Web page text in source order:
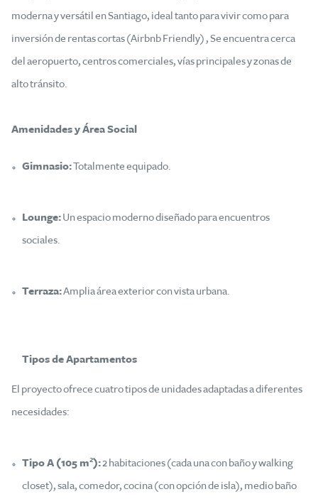
moderna y versátil en Santiago, ideal tanto para vivir como para
inversión de rentas cortas (Airbnb Friendly) , Se encuentra cerca
del aeropuerto, centros comerciales, vías principales y zonas de
alto tránsito.
Amenidades y Área Social
Gimnasio:Totalmente equipado.
Lounge:Un espacio moderno diseñado para encuentros
sociales.
Terraza:Amplia área exterior con vista urbana.
Tipos de Apartamentos
El proyecto ofrece cuatro tipos de unidades adaptadas a diferentes
necesidades:
Tipo A (105 m²):2 habitaciones (cada una con baño y walking
closet), sala, comedor, cocina (con opción de isla), medio baño